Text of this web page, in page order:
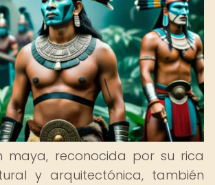
maya, reconocida por su rica
y arquitectónica, también